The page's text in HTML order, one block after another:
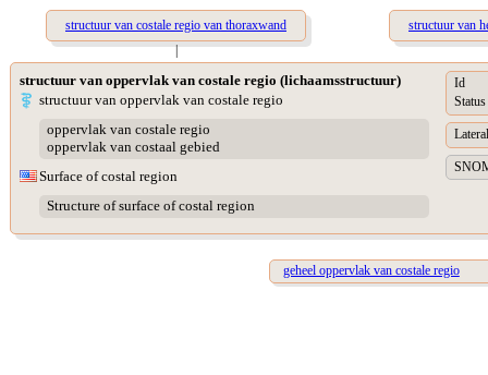
structuur van costale regio van thoraxwand
structuur van
|
structuur van oppervlak van costale regio (lichaamsstructuur)
structuur van oppervlak van costale regio
oppervlak van costale regio
oppervlak van costaal gebied
Surface of costal region
Structure of surface of costal region
Id
Status
geheel oppervlak van costale regio